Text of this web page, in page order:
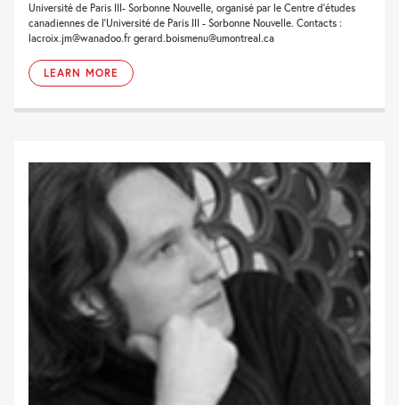
Université de Paris III- Sorbonne Nouvelle, organisé par le Centre d'études
canadiennes de l'Université de Paris III - Sorbonne Nouvelle. Contacts :
lacroix.jm@wanadoo.fr gerard.boismenu@umontreal.ca
LEARN MORE